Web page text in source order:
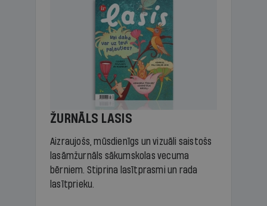
ŽURNĀLS LASIS
Aizraujošs, mūsdienīgs un vizuāli saistošs
lasāmžurnāls sākumskolas vecuma
bērniem. Stiprina lasītprasmi un rada
lasītprieku.